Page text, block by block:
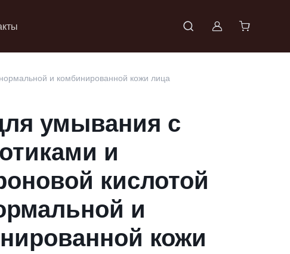
Войти в
и комбинированной кожи лица
умывания с
и
кислотой
и
кожи